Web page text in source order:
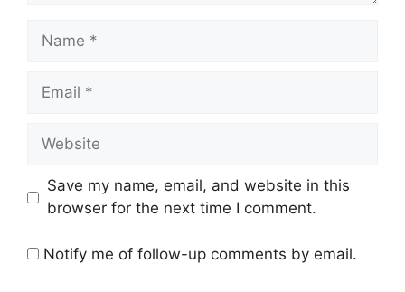
Name
Email
Website
Save my name, email, and website in this
browser for the next time I comment.
Notify me of follow-up comments by email.